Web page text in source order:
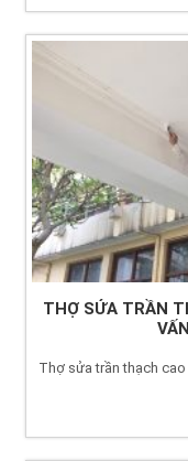
THỢ SỬA TRẦN
Thợ sửa trần thạch